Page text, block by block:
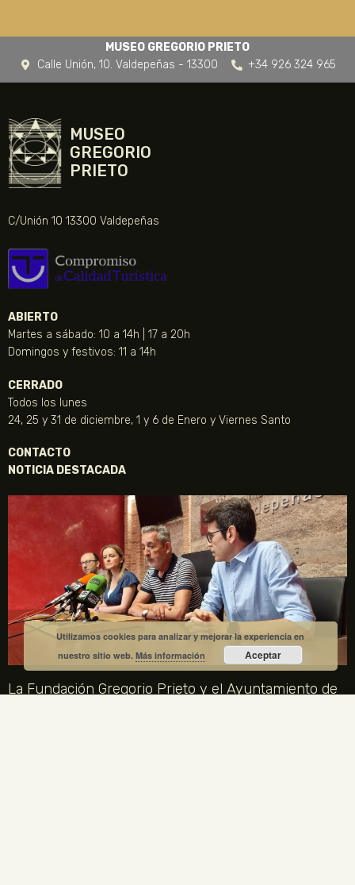
MUSEO GREGORIO PRIETO
Calle Unión, 10. Valdepeñas - 13300
+34 926 324 965
MUSEO
GREGORIO
PRIETO
C/Unión 10 13300 Valdepeñas
ABIERTO
Martes a sábado: 10 a 14h | 17 a 20h
Domingos y festivos: 11 a 14h
CERRADO
Todos los lunes
24, 25 y 31 de diciembre, 1 y 6 de Enero y Viernes Santo
CONTACTO
NOTICIA DESTACADA
La Fundación Gregorio Prieto y el Ayuntamiento de
Utilizamos cookies para analizar y mejorar la experiencia en
nuestro sitio web.Más información Aceptar